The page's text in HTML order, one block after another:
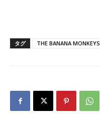
タグ THE BANANA MONKEYS